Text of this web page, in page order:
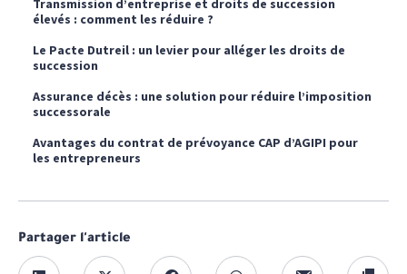
Transmission d’entreprise et droits de succession
élevés : comment les réduire ?
Le Pacte Dutreil : un levier pour alléger les droits de
succession
Assurance décès : une solution pour réduire l’imposition
successorale
Avantages du contrat de prévoyance CAP d’AGIPI pour
les entrepreneurs
Partager l'article